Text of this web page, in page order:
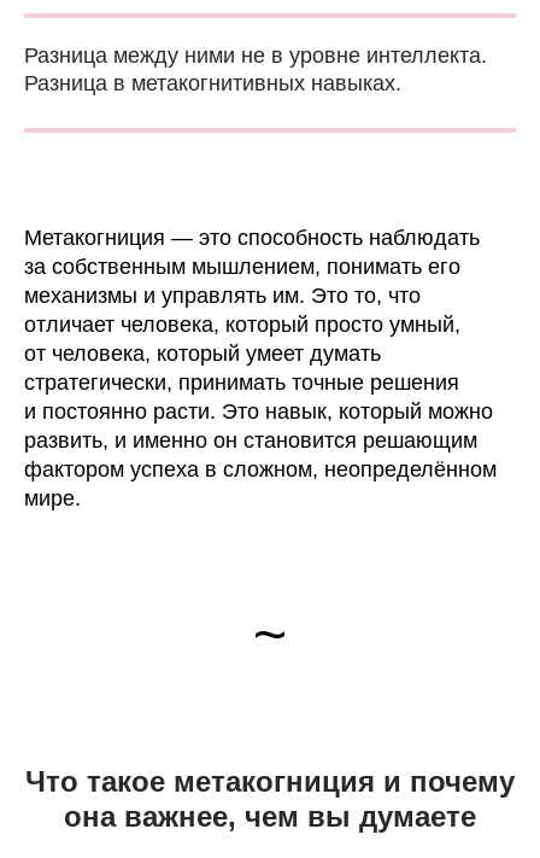
Разница между ними не в уровне интеллекта.
Разница в метакогнитивных навыках.
Метакогниция — это способность наблюдать
за собственным мышлением, понимать его
механизмы и управлять им. Это то, что
отличает человека, который просто умный,
от человека, который умеет думать
стратегически, принимать точные решения
и постоянно расти. Это навык, который можно
развить, и именно он становится решающим
фактором успеха в сложном, неопределённом
мире.
~
Что такое метакогниция и почему
она важнее, чем вы думаете